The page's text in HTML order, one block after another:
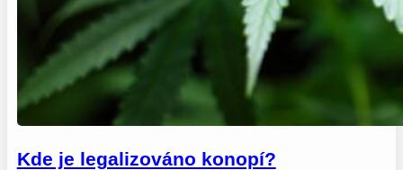
Kde je legalizováno konopí?